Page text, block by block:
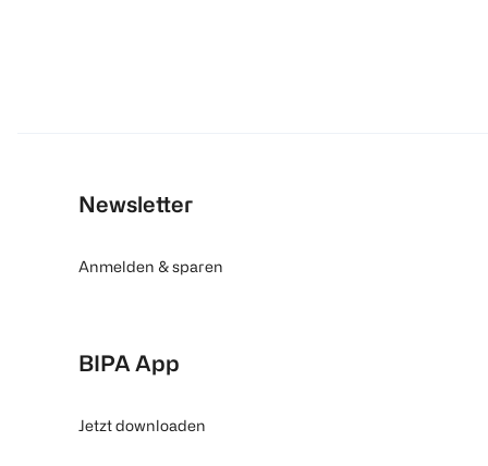
Newsletter
Anmelden & sparen
BIPA App
Jetzt downloaden